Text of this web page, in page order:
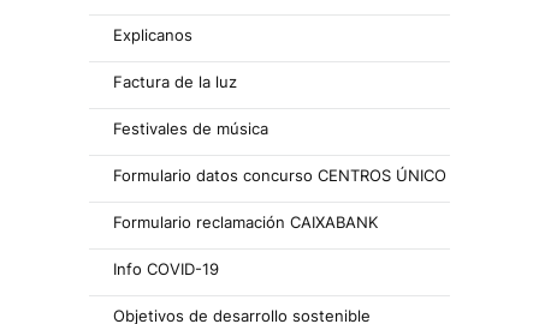
Explicanos
Factura de la luz
Festivales de música
Formulario datos concurso CENTROS ÚNICO
Formulario reclamación CAIXABANK
Info COVID-19
Objetivos de desarrollo sostenible